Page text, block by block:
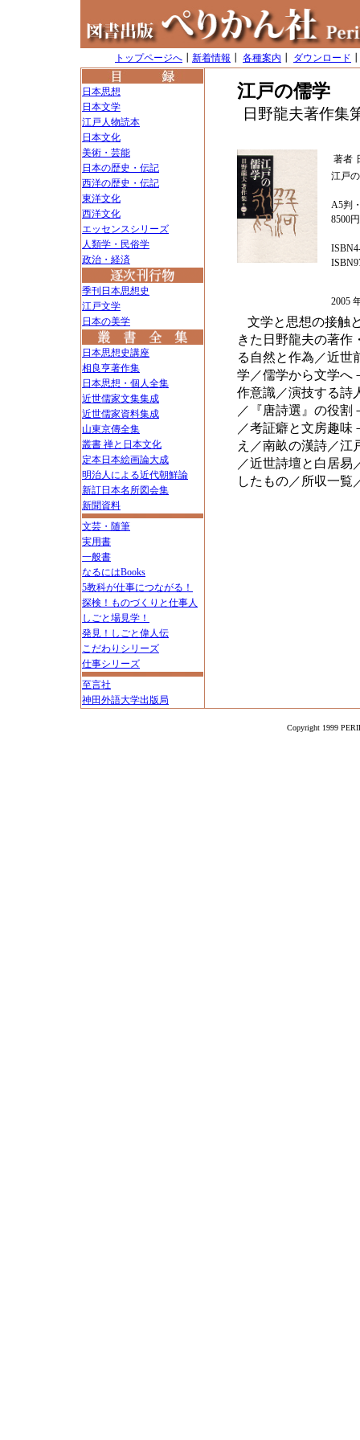
トップページへ 新着情報 各種案内 ダウンロード
日本思想
日本文学
江戸人物読本
日本文化
美術・芸能
日本の歴史・伝記
西洋の歴史・伝記
東洋文化
西洋文化
エッセンスシリーズ
人類学・民俗学
政治・経済
季刊日本思想史
江戸文学
日本の美学
日本思想史講座
相良亨著作集
日本思想・個人全集
近世儒家文集集成
近世儒家資料集成
山東京傳全集
叢書 禅と日本文化
定本日本絵画論大成
明治人による近代朝鮮論
新訂日本名所図会集
新聞資料
文芸・随筆
実用書
一般書
なるにはBooks
5教科が仕事につながる！
探検！ものづくりと仕事人
しごと場見学！
発見！しごと偉人伝
こだわりシリーズ
仕事シリーズ
至言社
神田外語大学出版局
江戸の儒学
日野龍夫著作集
著者
江戸
A5判
8500
2005
文学と思想の接触
きた日野龍夫の著作
る自然と作為／近世
学／儒学から文学へ
作意識／演技する詩
／『唐詩選』の役割
／考証癖と文房趣味
え／南畝の漢詩／江
／近世詩壇と白居易
したもの／所収一覧
Copyright 1999